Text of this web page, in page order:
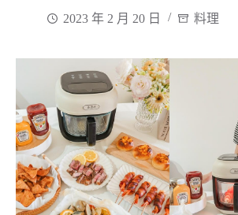
2023 年 2 月 20 日 料理